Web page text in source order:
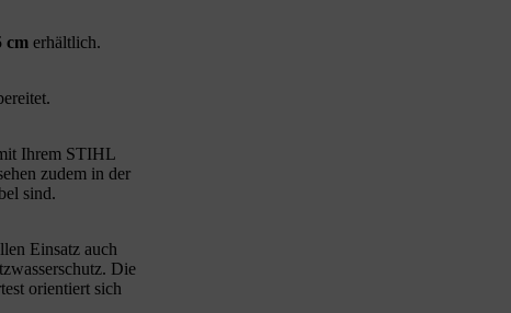
cm erhältlich.
Ihrem STIHL
zudem in der
sind.
Einsatz auch
Die
orientiert sich